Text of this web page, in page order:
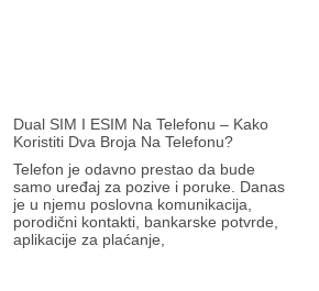
Dual SIM I ESIM Na Telefonu – Kako
Koristiti Dva Broja Na Telefonu?
Telefon je odavno prestao da bude
samo uređaj za pozive i poruke. Danas
je u njemu poslovna komunikacija,
porodični kontakti, bankarske potvrde,
aplikacije za plaćanje,